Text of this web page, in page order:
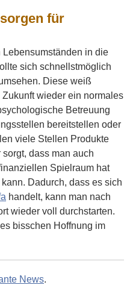
für
in die
sich schnellstmöglich
Diese weiß
wieder ein normales
Betreuung
bereitstellen oder
viele Stellen Produkte
dass man auch
Spielraum hat
Dadurch, dass es sich
handelt, kann man nach
wieder voll durchstarten.
bisschen Hoffnung im
News.